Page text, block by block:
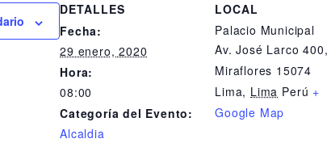
DETALLES
Fecha:
29 enero, 2020
Hora:
08:00
Categoría del Evento:
Alcaldia
LOCAL
Palacio Municipal
Av. José Larco 400,
Miraflores 15074
Lima, Lima Perú +
Google Map